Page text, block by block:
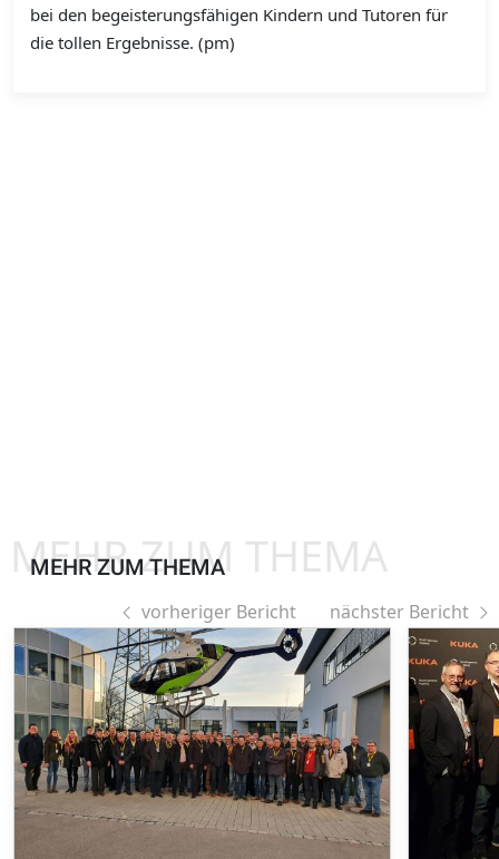
bei den begeisterungsfähigen Kindern und Tutoren für
die tollen Ergebnisse. (pm)
MEHR ZUM THEMA
MEHR ZUM THEMA
vorheriger Bericht nächster Bericht